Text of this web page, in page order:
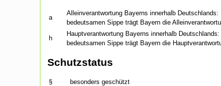
a
Alleinverantwortung Bayerns innerhalb
bedeutsamen Sippe trägt Bayern die
h
Hauptverantwortung Bayerns innerhalb
bedeutsamen Sippe trägt Bayern die
Schutzstatus
§
besonders geschützt